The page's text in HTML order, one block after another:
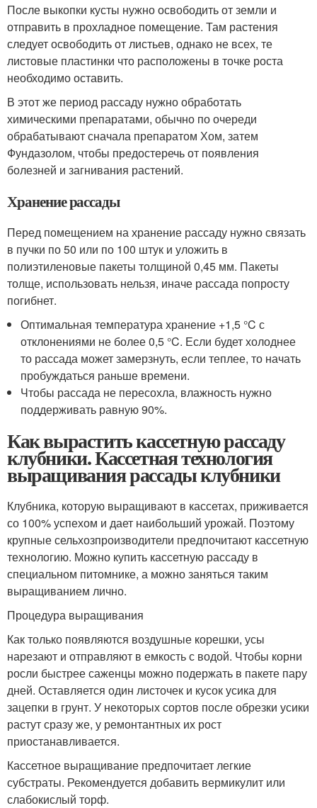
После выкопки кусты нужно освободить от земли и
отправить в прохладное помещение. Там растения
следует освободить от листьев, однако не всех, те
листовые пластинки что расположены в точке роста
необходимо оставить.
В этот же период рассаду нужно обработать
химическими препаратами, обычно по очереди
обрабатывают сначала препаратом Хом, затем
Фундазолом, чтобы предостеречь от появления
болезней и загнивания растений.
Хранение рассады
Перед помещением на хранение рассаду нужно связать
в пучки по 50 или по 100 штук и уложить в
полиэтиленовые пакеты толщиной 0,45 мм. Пакеты
толще, использовать нельзя, иначе рассада попросту
погибнет.
Оптимальная температура хранение +1,5 °C с
отклонениями не более 0,5 °C. Если будет холоднее
то рассада может замерзнуть, если теплее, то начать
пробуждаться раньше времени.
Чтобы рассада не пересохла, влажность нужно
поддерживать равную 90%.
Как вырастить кассетную рассаду
клубники. Кассетная технология
выращивания рассады клубники
Клубника, которую выращивают в кассетах, приживается
со 100% успехом и дает наибольший урожай. Поэтому
крупные сельхозпроизводители предпочитают кассетную
технологию. Можно купить кассетную рассаду в
специальном питомнике, а можно заняться таким
выращиванием лично.
Процедура выращивания
Как только появляются воздушные корешки, усы
нарезают и отправляют в емкость с водой. Чтобы корни
росли быстрее саженцы можно подержать в пакете пару
дней. Оставляется один листочек и кусок усика для
зацепки в грунт. У некоторых сортов после обрезки усики
растут сразу же, у ремонтантных их рост
приостанавливается.
Кассетное выращивание предпочитает легкие
субстраты. Рекомендуется добавить вермикулит или
слабокислый торф.